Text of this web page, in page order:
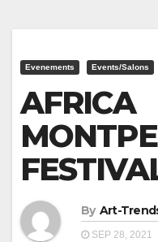
Evenements Events/salons
AFRICA
By Art-
SEP 28, 2021